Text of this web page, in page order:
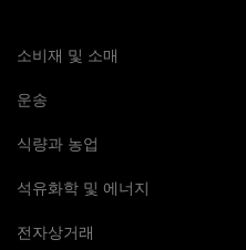
소비재 및 소매
운송
식량과 농업
석유화학 및 에너지
전자상거래